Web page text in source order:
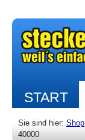
START
Sie sind hier: Shop
40000